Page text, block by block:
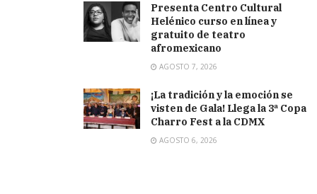
Presenta Centro Cultural
Helénico curso en línea y
gratuito de teatro
afromexicano
AGOSTO 7, 2026
¡La tradición y la emoción se
visten de Gala! Llega la 3ª Copa
Charro Fest a la CDMX
AGOSTO 6, 2026